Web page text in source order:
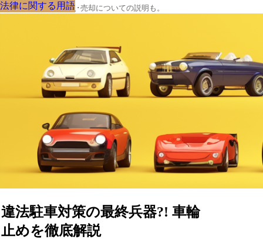
クルマの大辞典、購入･売却についての説明も。
違法駐車対策の最終兵器?! 車輪
止めを徹底解説
法律に関する用語
法律に関する用語
法律に関する用語
法律に関する用語
法律に関する用語
法律に関する用語
法律に関する用語
法律に関する用語
法律に関する用語